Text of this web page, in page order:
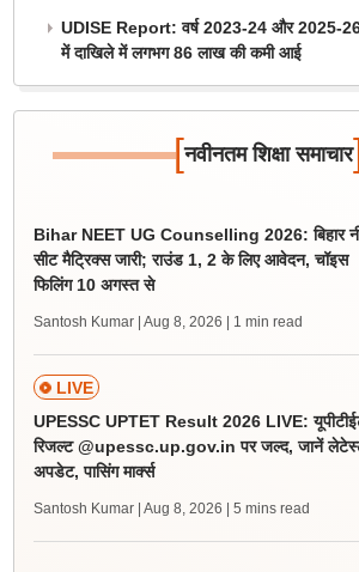
UDISE Report: वर्ष 2023-24 और 2025-26
में दाखिले में लगभग 86 लाख की कमी आई
[नवीनतम शिक्षा समाचार
Bihar NEET UG Counselling 2026: बिहार
सीट मैट्रिक्स जारी; राउंड 1, 2 के लिए आवेदन, चॉइस
फिलिंग 10 अगस्त से
Santosh Kumar | Aug 8, 2026 | 1 min read
LIVE
UPESSC UPTET Result 2026 LIVE:
रिजल्ट @upessc.up.gov.in पर जल्द, जानें
अपडेट, पासिंग मार्क्स
Santosh Kumar | Aug 8, 2026 | 5 mins read